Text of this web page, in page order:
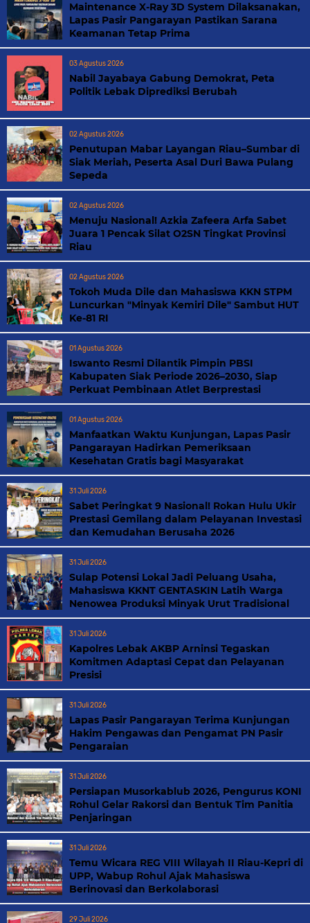
Maintenance X-Ray 3D System Dilaksanakan,
Lapas Pasir Pangarayan Pastikan Sarana
Keamanan Tetap Prima
03 Agustus 2026
Nabil Jayabaya Gabung Demokrat, Peta
Politik Lebak Diprediksi Berubah
02 Agustus 2026
Penutupan Mabar Layangan Riau–Sumbar di
Siak Meriah, Peserta Asal Duri Bawa Pulang
Sepeda
02 Agustus 2026
Menuju Nasional! Azkia Zafeera Arfa Sabet
Juara 1 Pencak Silat O2SN Tingkat Provinsi
Riau
02 Agustus 2026
Tokoh Muda Dile dan Mahasiswa KKN STPM
Luncurkan "Minyak Kemiri Dile" Sambut HUT
Ke-81 RI
01 Agustus 2026
Iswanto Resmi Dilantik Pimpin PBSI
Kabupaten Siak Periode 2026–2030, Siap
Perkuat Pembinaan Atlet Berprestasi
01 Agustus 2026
Manfaatkan Waktu Kunjungan, Lapas Pasir
Pangarayan Hadirkan Pemeriksaan
Kesehatan Gratis bagi Masyarakat
31 Juli 2026
Sabet Peringkat 9 Nasional! Rokan Hulu Ukir
Prestasi Gemilang dalam Pelayanan Investasi
dan Kemudahan Berusaha 2026
31 Juli 2026
Sulap Potensi Lokal Jadi Peluang Usaha,
Mahasiswa KKNT GENTASKIN Latih Warga
Nenowea Produksi Minyak Urut Tradisional
31 Juli 2026
Kapolres Lebak AKBP Arninsi Tegaskan
Komitmen Adaptasi Cepat dan Pelayanan
Presisi
31 Juli 2026
Lapas Pasir Pangarayan Terima Kunjungan
Hakim Pengawas dan Pengamat PN Pasir
Pengaraian
31 Juli 2026
Persiapan Musorkablub 2026, Pengurus KONI
Rohul Gelar Rakorsi dan Bentuk Tim Panitia
Penjaringan
31 Juli 2026
Temu Wicara REG VIII Wilayah II Riau-Kepri di
UPP, Wabup Rohul Ajak Mahasiswa
Berinovasi dan Berkolaborasi
29 Juli 2026